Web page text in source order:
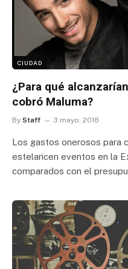
CIUDAD
¿Para qué
cobró Maluma?
By Staff 3 mayo, 2018
Los gastos onerosos para
estelaricen eventos en la
comparados con el